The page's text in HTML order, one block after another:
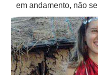
em andamento, não